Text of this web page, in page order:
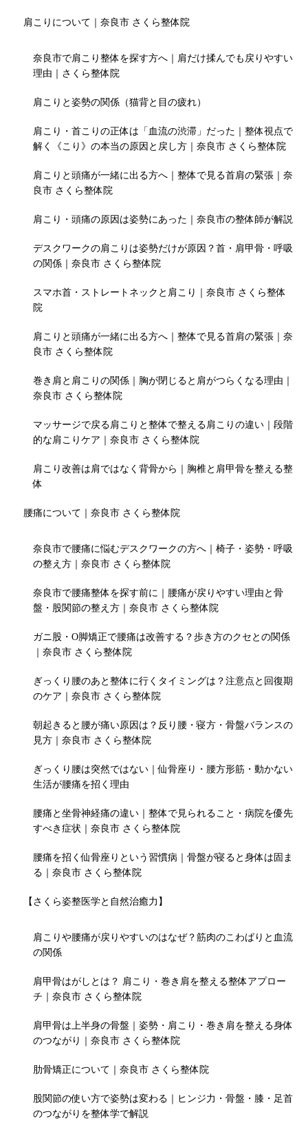
肩こりについて｜奈良市 さくら整体院
奈良市で肩こり整体を探す方へ｜肩だけ揉んでも戻りやすい
理由｜さくら整体院
肩こりと姿勢の関係（猫背と目の疲れ）
肩こり・首こりの正体は「血流の渋滞」だった｜整体視点で
解く《こり》の本当の原因と戻し方｜奈良市 さくら整体院
肩こりと頭痛が一緒に出る方へ｜整体で見る首肩の緊張｜奈
良市 さくら整体院
肩こり・頭痛の原因は姿勢にあった｜奈良市の整体師が解説
デスクワークの肩こりは姿勢だけが原因？首・肩甲骨・呼吸
の関係｜奈良市 さくら整体院
スマホ首・ストレートネックと肩こり｜奈良市 さくら整体
院
肩こりと頭痛が一緒に出る方へ｜整体で見る首肩の緊張｜奈
良市 さくら整体院
巻き肩と肩こりの関係｜胸が閉じると肩がつらくなる理由｜
奈良市 さくら整体院
マッサージで戻る肩こりと整体で整える肩こりの違い｜段階
的な肩こりケア｜奈良市 さくら整体院
肩こり改善は肩ではなく背骨から｜胸椎と肩甲骨を整える整
体
腰痛について｜奈良市 さくら整体院
奈良市で腰痛に悩むデスクワークの方へ｜椅子・姿勢・呼吸
の整え方｜奈良市 さくら整体院
奈良市で腰痛整体を探す前に｜腰痛が戻りやすい理由と骨
盤・股関節の整え方｜奈良市 さくら整体院
ガニ股・O脚矯正で腰痛は改善する？歩き方のクセとの関係
｜奈良市 さくら整体院
ぎっくり腰のあと整体に行くタイミングは？注意点と回復期
のケア｜奈良市 さくら整体院
朝起きると腰が痛い原因は？反り腰・寝方・骨盤バランスの
見方｜奈良市 さくら整体院
ぎっくり腰は突然ではない｜仙骨座り・腰方形筋・動かない
生活が腰痛を招く理由
腰痛と坐骨神経痛の違い｜整体で見られること・病院を優先
すべき症状｜奈良市 さくら整体院
腰痛を招く仙骨座りという習慣病｜骨盤が寝ると身体は固ま
る｜奈良市 さくら整体院
【さくら姿整医学と自然治癒力】
肩こりや腰痛が戻りやすいのはなぜ？筋肉のこわばりと血流
の関係
肩甲骨はがしとは？ 肩こり・巻き肩を整える整体アプロー
チ｜奈良市 さくら整体院
肩甲骨は上半身の骨盤｜姿勢・肩こり・巻き肩を整える身体
のつながり｜奈良市 さくら整体院
肋骨矯正について｜奈良市 さくら整体院
股関節の使い方で姿勢は変わる｜ヒンジ力・骨盤・膝・足首
のつながりを整体学で解説